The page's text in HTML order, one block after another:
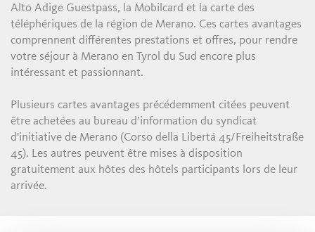
Alto Adige Guestpass, la Mobilcard et la carte des
téléphériques de la région de Merano. Ces cartes avantages
comprennent différentes prestations et offres, pour rendre
votre séjour à Merano en Tyrol du Sud encore plus
intéressant et passionnant.
Plusieurs cartes avantages précédemment citées peuvent
être achetées au bureau d’information du syndicat
d'initiative de Merano (Corso della Libertá 45/Freiheitstraße
45). Les autres peuvent être mises à disposition
gratuitement aux hôtes des hôtels participants lors de leur
arrivée.